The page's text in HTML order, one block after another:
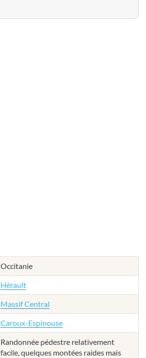
Occitanie
Hérault
Massif Central
Caroux-Espinouse
Randonnée pédestre relativement
facile, quelques montées raides mais